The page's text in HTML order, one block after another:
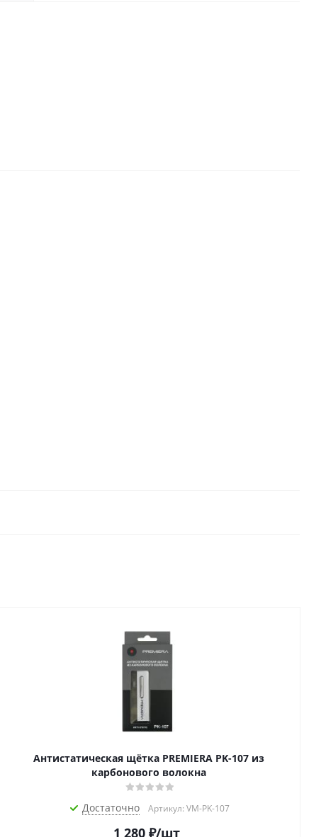
Антистатическая щётка PREMIERA PK-107 из
карбонового волокна
Достаточно Артикул: VM-PK-107
1 280₽/шт